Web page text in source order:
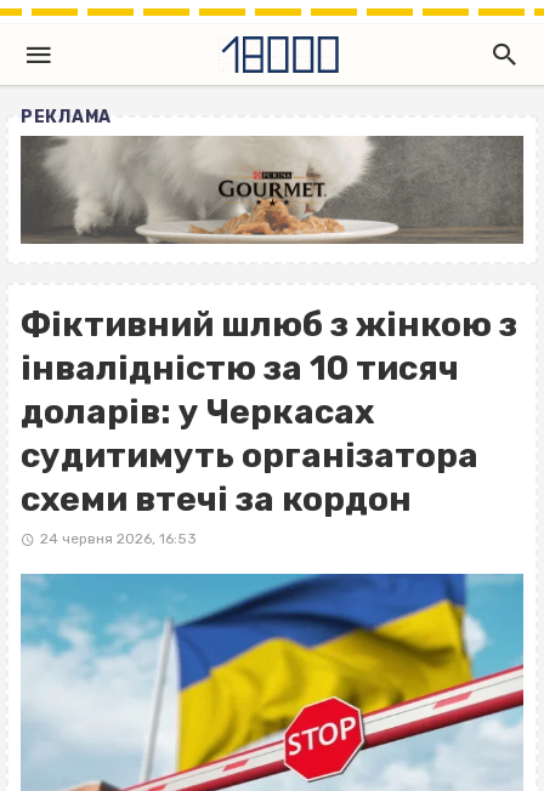
РЕКЛАМА
Фіктивний шлюб з жінкою з
інвалідністю за 10 тисяч
доларів: у Черкасах
судитимуть організатора
схеми втечі за кордон
24 червня 2026, 16:53